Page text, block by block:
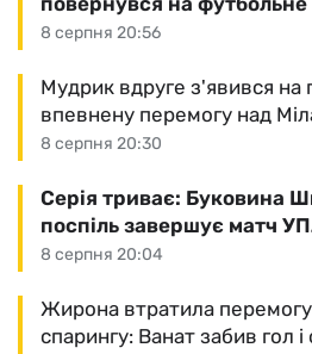
8 серпня 20:56
8 серпня 20:30
Мудрик вдруге з'явився на
впевнену перемогу над
8 серпня 20:04
Серія триває: Буковина
поспіль завершує матч
Жирона втратила
спарингу: Ванат забив гол